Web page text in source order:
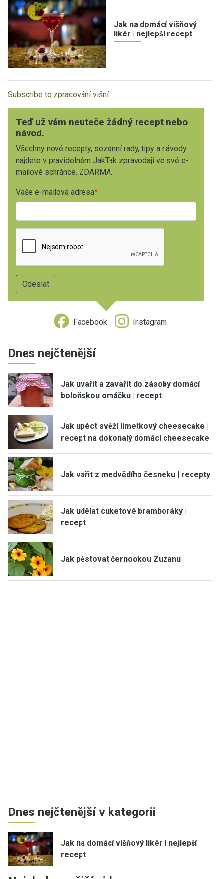
Jak na domácí višňový
likér | nejlepší recept
Subscribe to zpracování višní
Teď už vám neuteče žádný recept nebo
návod.
Všechny nové recepty, sezónní rady, tipy a návody
najdete v pravidelném JakTak zpravodaji ve své e-
mailové schránce. ZDARMA.
Vaše e-mailová adresa
Facebook Instagram
Dnes nejčtenější
Jak uvařit a zavařit do zásoby domácí
boloňskou omáčku | recept
Jak upéct svěží limetkový cheesecake |
recept na dokonalý domácí cheesecake
Jak vařit z medvědího česneku | recepty
Jak udělat cuketové bramboráky |
recept
Jak pěstovat černookou Zuzanu
Dnes nejčtenější v kategorii
Jak na domácí višňový likér | nejlepší
recept